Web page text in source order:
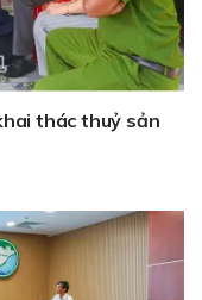
thác thuỷ sản